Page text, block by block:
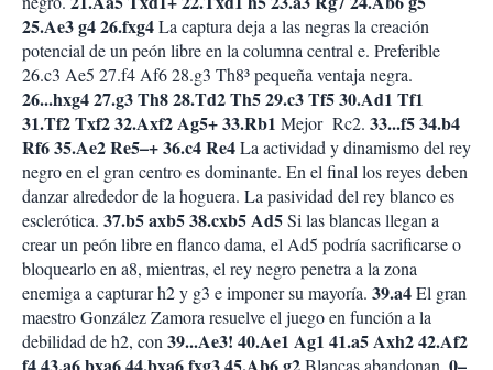
25.Ae3 g4 26.fxg4La captura deja a las negras la creación
potencial de un peón libre en la columna central e. Preferible
26.c3 Ae5 27.f4 Af6 28.g3 Th8³ pequeña ventaja negra.
26...hxg4 27.g3 Th8 28.Td2 Th5 29.c3 Tf5 30.Ad1 Tf1
31.Tf2 Txf2 32.Axf2 Ag5+ 33.Rb1 Mejor Rc2. 33...f5 34.b4
Rf6 35.Ae2 Re5–+ 36.c4 Re4La actividad y dinamismo del rey
negro en el gran centro es dominante. En el final los reyes deben
danzar alrededor de la hoguera. La pasividad del rey blanco es
esclerótica. 37.b5 axb5 38.cxb5 Ad5Si las blancas llegan a
crear un peón libre en flanco dama, el Ad5 podría sacrificarse o
bloquearlo en a8, mientras, el rey negro penetra a la zona
enemiga a capturar h2 y g3 e imponer su mayoría. 39.a4El gran
maestro González Zamora resuelve el juego en función a la
debilidad de h2, con 39...Ae3! 40.Ae1 Ag1 41.a5 Axh2 42.Af2
Blancas abandonan.